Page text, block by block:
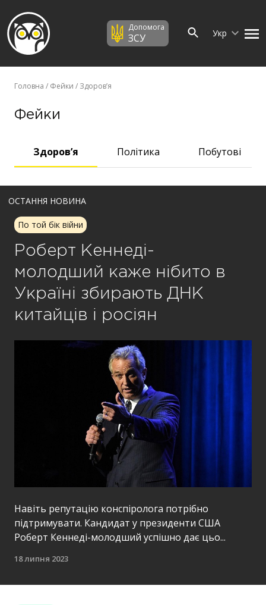
Допомога
ЗСУ Укр
Головна / Фейки / Здоров’я
Фейки
Здоров’я Політика Побутові
ОСТАННЯ НОВИНА
По той бік війни
Роберт Кеннеді-
молодший каже нібито в
Україні збирають ДНК
китайців і росіян
Навіть репутацію конспіролога потрібно
підтримувати. Кандидат у президенти США
Роберт Кеннеді-молодший успішно дає цьо...
18 липня 2023